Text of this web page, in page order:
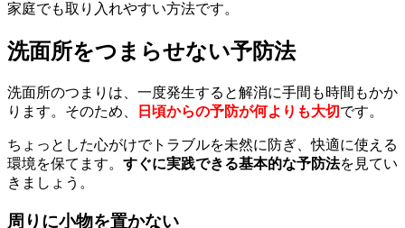
家庭でも取り入れやすい方法です。
洗面所をつまらせない予防法
洗面所のつまりは、一度発生すると解消に手間も時間もかか
ります。そのため、
日頃からの予防が何よりも大切です。
ちょっとした心がけでトラブルを未然に防ぎ、快適に使える
環境を保てます。 すぐに実践できる基本的な予防法を見てい
きましょう。
周りに小物を置かない